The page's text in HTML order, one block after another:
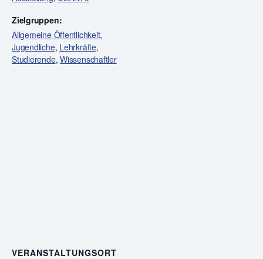
Zielgruppen:
Allgemeine Öffentlichkeit,
Jugendliche, Lehrkräfte,
Studierende,Wissenschaftler
VERANSTALTUNGSORT